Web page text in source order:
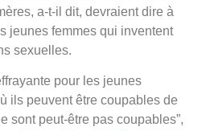
a-t-il dit, devraient dire à
jeunes femmes qui inventent
sexuelles.
pour les jeunes
ils peuvent être coupables de
sont peut-être pas coupables”,